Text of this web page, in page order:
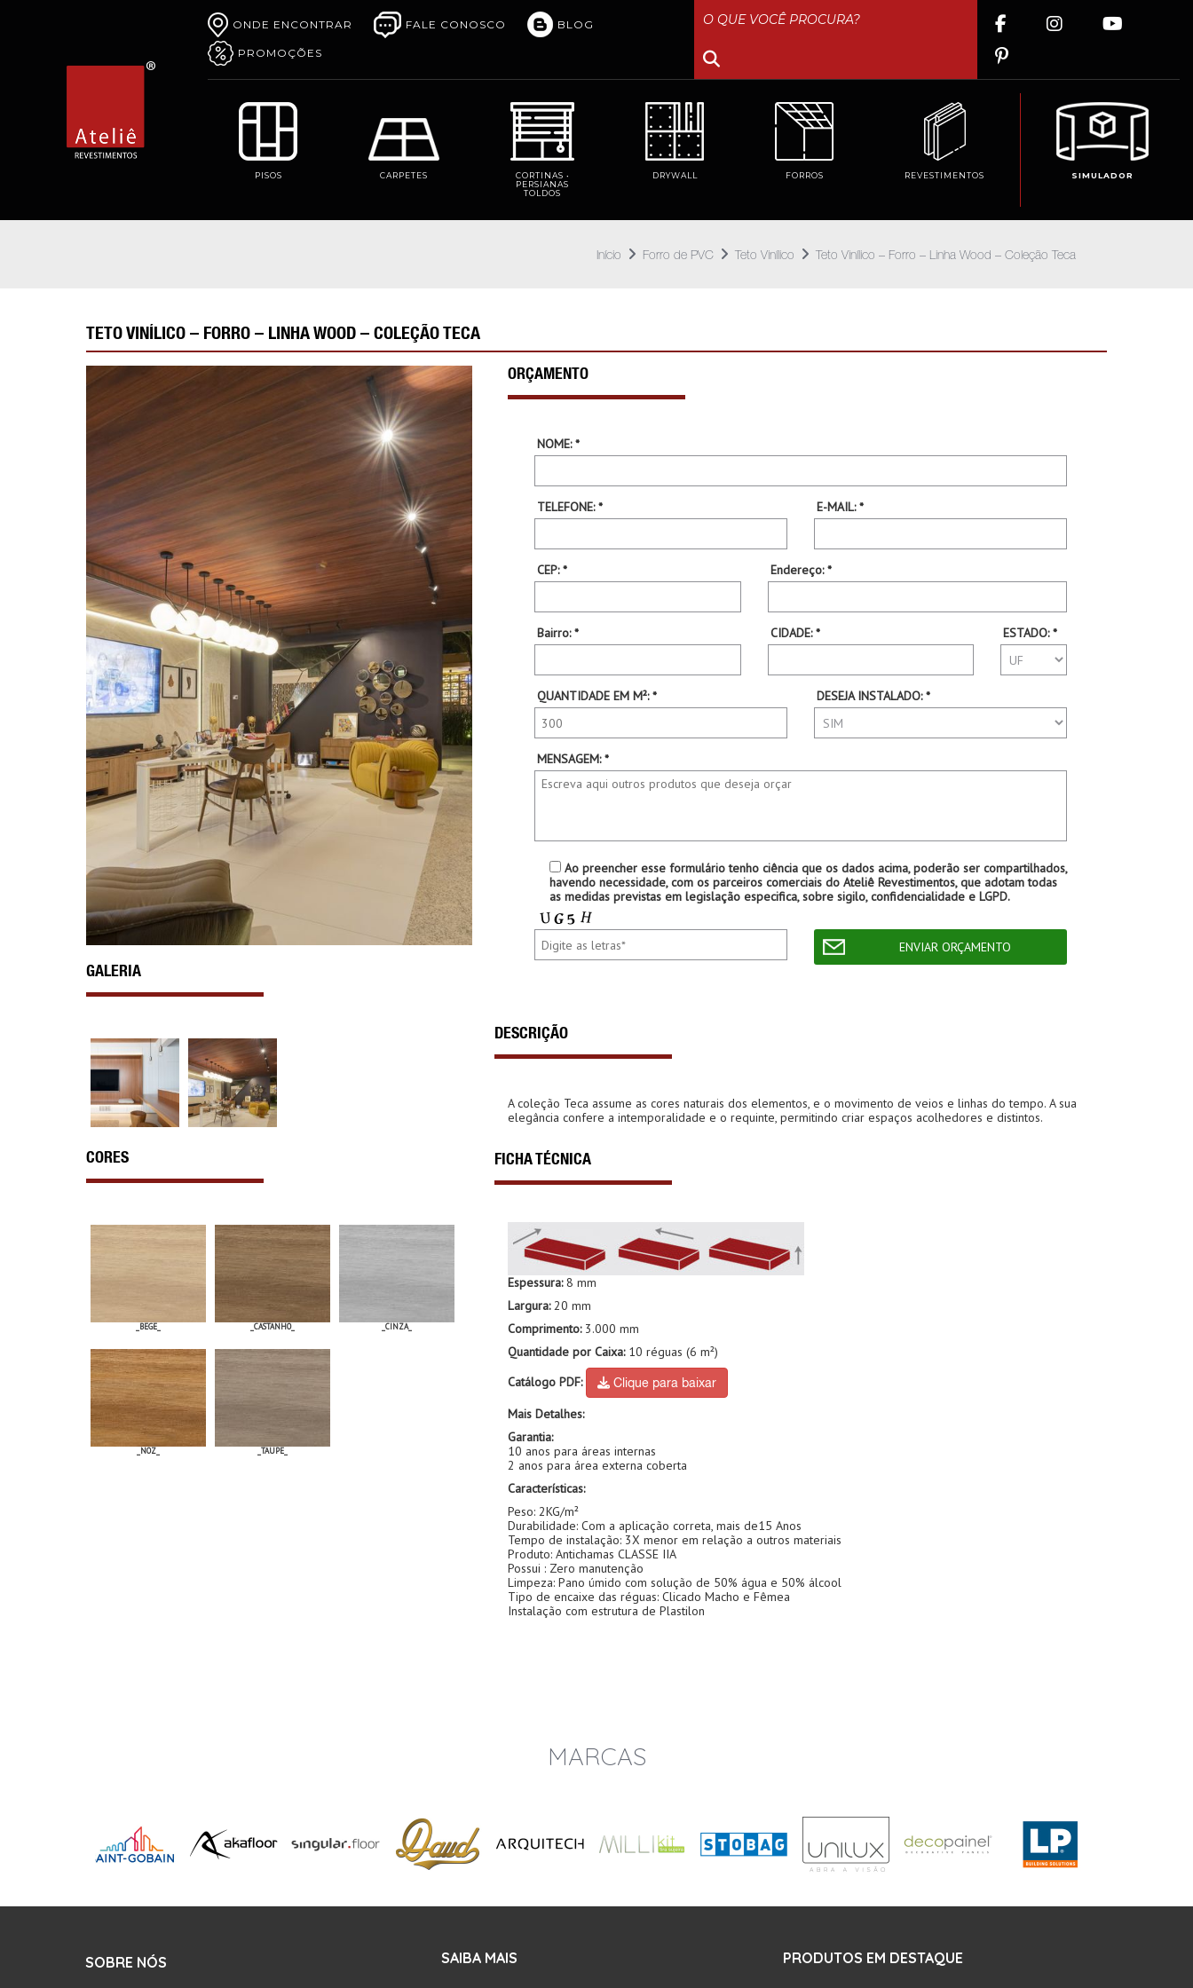
ONDE ENCONTRAR FALE CONOSCO BLOG
PROMOÇÕES
PISOS CARPETES
CORTINAS •
PERSIANAS
TOLDOS
DRYWALL FORROS REVESTIMENTOS SIMULADOR
Início Forro de PVC Teto Vinílico Teto Vinílico – Forro – Linha Wood – Coleção Teca
TETO VINÍLICO – FORRO – LINHA WOOD – COLEÇÃO TECA
GALERIA
CORES
_BEGE_ _CASTANHO_ _CINZA_
_NOZ_ _TAUPE_
ORÇAMENTO
NOME: *
TELEFONE: * E-MAIL: *
CEP: * Endereço: *
Bairro: * CIDADE: * ESTADO: *
QUANTIDADE EM M²: * DESEJA INSTALADO: *
MENSAGEM: *
Ao preencher esse formulário tenho ciência que os dados acima, poderão ser compartilhados,
havendo necessidade, com os parceiros comerciais do Ateliê Revestimentos, que adotam todas
as medidas previstas em legislação especifica, sobre sigilo, confidencialidade e LGPD.
DESCRIÇÃO
A coleção Teca assume as cores naturais dos elementos, e o movimento de veios e linhas do tempo. A sua
elegância confere a intemporalidade e o requinte, permitindo criar espaços acolhedores e distintos.
FICHA TÉCNICA
Espessura:8 mm
Largura:20 mm
Comprimento:3.000 mm
Quantidade por Caixa:10 réguas (6 m²)
Catálogo PDF:
Clique para baixar
Mais Detalhes:
Garantia:
10 anos para áreas internas
2 anos para área externa coberta
Características:
Peso: 2KG/m²
Durabilidade: Com a aplicação correta, mais de15 Anos
Tempo de instalação: 3X menor em relação a outros materiais
Produto: Antichamas CLASSE IIA
Possui : Zero manutenção
Limpeza: Pano úmido com solução de 50% água e 50% álcool
Tipo de encaixe das réguas: Clicado Macho e Fêmea
Instalação com estrutura de Plastilon
MARCAS
SOBRE NÓS SAIBA MAIS PRODUTOS EM DESTAQUE